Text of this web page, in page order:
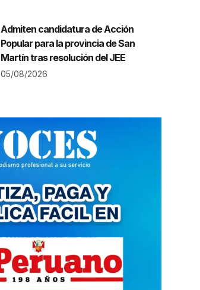
Admiten candidatura de Acción
Popular para la provincia de San
Martín tras resolución del JEE
05/08/2026